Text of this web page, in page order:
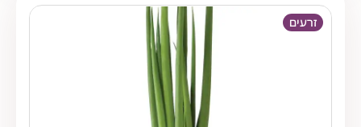
זרעים